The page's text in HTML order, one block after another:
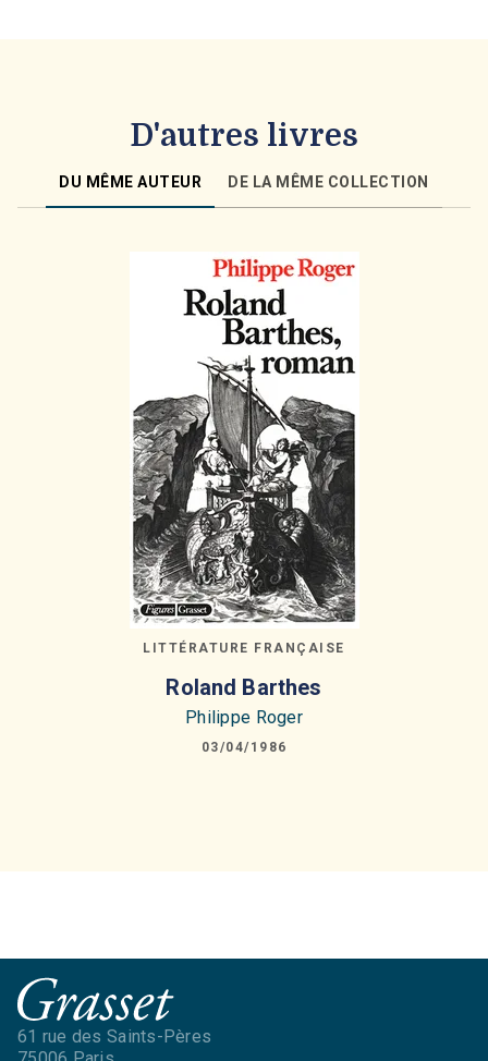
D'autres livres
DU MÊME AUTEUR DE LA MÊME COLLECTION
LITTÉRATURE FRANÇAISE
Roland Barthes
Philippe Roger
03/04/1986
61 rue des Saints-Pères